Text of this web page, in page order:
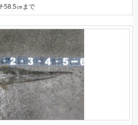
58.5㎝まで